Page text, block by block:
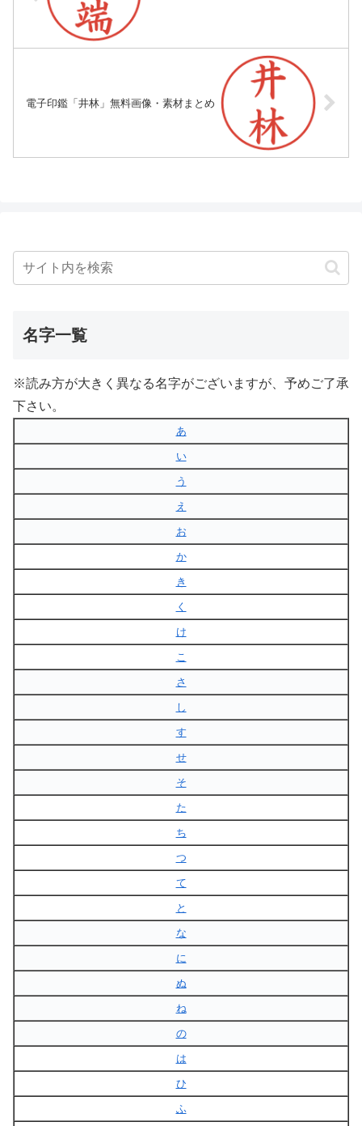
電子印鑑「井林」無料画像・素材まとめ
名字一覧
※読み方が大きく異なる名字がございますが、予めご了承
下さい。
あ
い
う
え
お
か
き
く
け
こ
さ
し
す
せ
そ
た
ち
つ
て
と
な
に
ぬ
ね
の
は
ひ
ふ